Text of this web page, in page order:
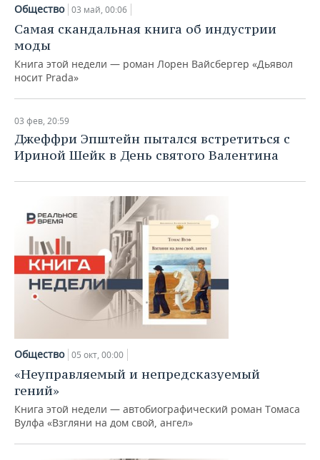
НЕФТЕХИМИЯ
НЕФТЬ
ОПК
ЭНЕРГЕТИКА
РОЗНИЧНАЯ ТОРГОВЛЯ
ТРАНСПОРТ
НОВОСТИ ТЕХНОЛОГИЙ
IT
ТЕЛЕКОММУНИКАЦИИ
МЕРОПРИЯТИЯ
НОВОСТИ МЕРОПРИЯТИЙ
БИЗНЕС-БРАНЧИ
ONLINE-КОНФЕРЕНЦИИ
СПОРТ
ФУТБОЛ
ХОККЕЙ
ВОЛЕЙБОЛ
КИБЕРСПОРТ
ФИГУРНОЕ КАТАНИЕ
ВОДНЫЕ ВИДЫ СПОРТА
ХОККЕЙ С МЯЧОМ
НОВОСТИ ОБЩЕСТВА
ВЛАСТЬ
ИСТОРИЯ
КУЛЬТУРА
МЕДИЦИНА
ОБРАЗОВАНИЕ
ПРОИСШЕСТВИЯ
ФОТОГАЛЕРЕЯ
СЮЖЕТЫ
СПИСОК ПЕРСОН
СПИСОК КОМПАНИЙ
ПОЛНАЯ ВЕРСИЯ
Общество 03 май, 00:06
Самая скандальная книга об индустрии
моды
Книга этой недели — роман Лорен Вайсбергер «Дьявол
носит Prada»
03 фев, 20:59
Джеффри Эпштейн пытался встретиться с
Ириной Шейк в День святого Валентина
Общество 05 окт, 00:00
«Неуправляемый и непредсказуемый
гений»
Книга этой недели — автобиографический роман Томаса
Вулфа «Взгляни на дом свой, ангел»